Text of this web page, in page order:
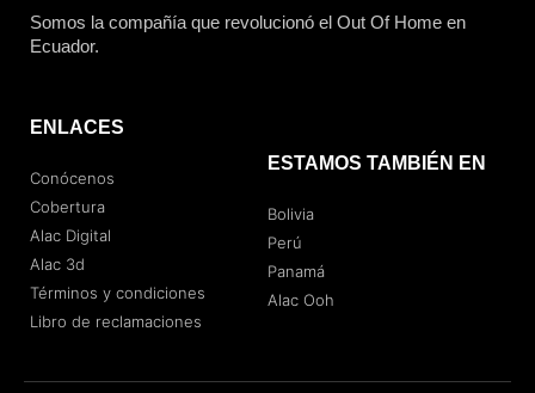
Somos la compañía que revolucionó el Out Of Home en
Ecuador.
ENLACES
Conócenos
Cobertura
Alac Digital
Alac 3d
Términos y condiciones
Libro de reclamaciones
ESTAMOS TAMBIÉN EN
Bolivia
Perú
Panamá
Alac Ooh